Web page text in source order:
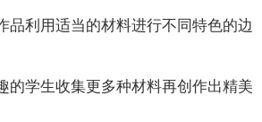
品利用适当的材料进行不同特色的边
的学生收集更多种材料再创作出精美